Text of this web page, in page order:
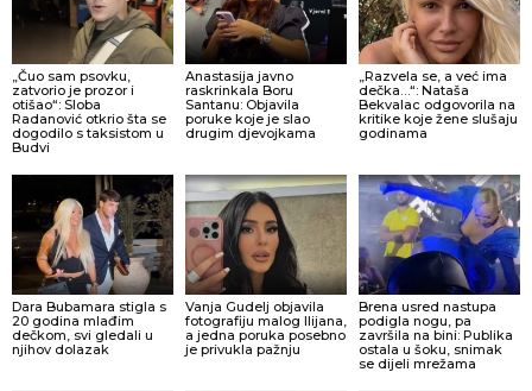
„Čuo sam psovku,
zatvorio je prozor i
otišao“: Sloba
Radanović otkrio šta se
dogodilo s taksistom u
Budvi
Anastasija javno
raskrinkala Boru
Santanu: Objavila
poruke koje je slao
drugim djevojkama
„Razvela se, a već ima
dečka…“: Nataša
Bekvalac odgovorila na
kritike koje žene slušaju
godinama
Dara Bubamara stigla s
20 godina mlađim
dečkom, svi gledali u
njihov dolazak
Vanja Gudelj objavila
fotografiju malog Ilijana,
a jedna poruka posebno
je privukla pažnju
Brena usred nastupa
podigla nogu, pa
završila na bini: Publika
ostala u šoku, snimak
se dijeli mrežama